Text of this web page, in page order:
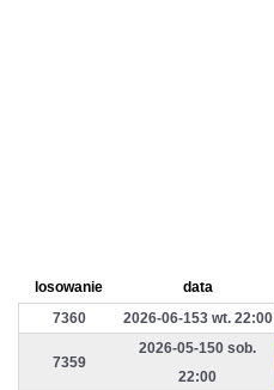
losowanie
data
7360
2026-06-153 wt. 22:00
7359
2026-05-150 sob.
22:00